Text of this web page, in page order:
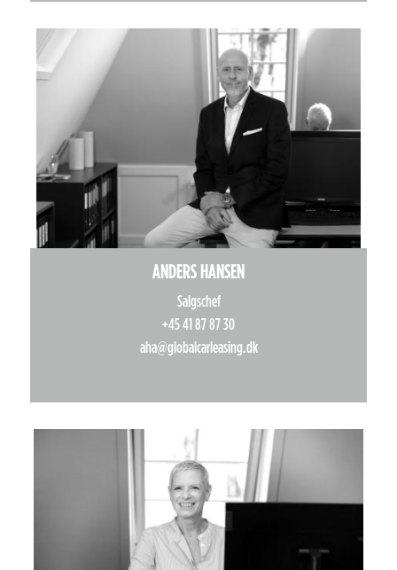
ANDERS HANSEN
Salgschef
+45 41 87 87 30
aha@globalcarleasing.dk